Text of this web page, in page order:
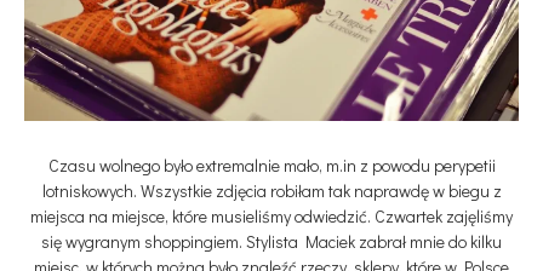
Czasu wolnego było extremalnie mało, m.in z powodu perypetii
lotniskowych. Wszystkie zdjęcia robiłam tak naprawdę w biegu z
miejsca na miejsce, które musieliśmy odwiedzić. Czwartek zajęliśmy
się wygranym shoppingiem. Stylista Maciek zabrał mnie do kilku